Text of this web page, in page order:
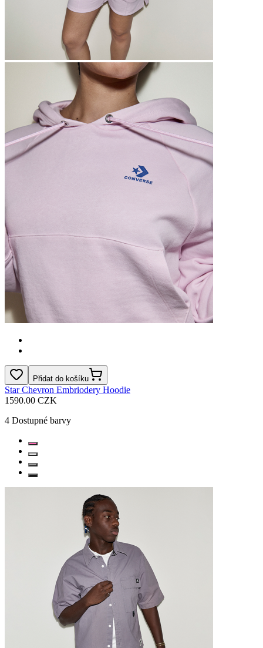
Přidat do košíku
Star Chevron Embriodery Hoodie
1590.00 CZK
4 Dostupné barvy